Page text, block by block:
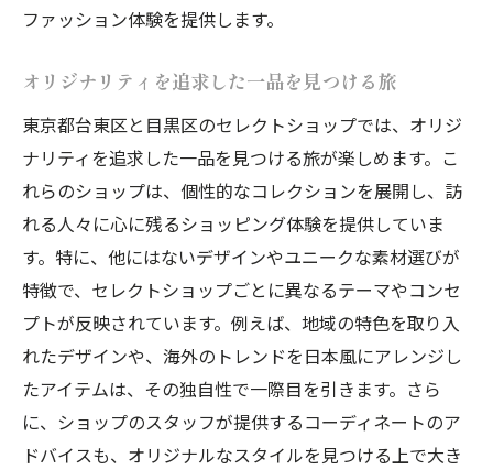
ファッション体験を提供します。
オリジナリティを追求した一品を見つける旅
東京都台東区と目黒区のセレクトショップでは、オリジ
ナリティを追求した一品を見つける旅が楽しめます。こ
れらのショップは、個性的なコレクションを展開し、訪
れる人々に心に残るショッピング体験を提供していま
す。特に、他にはないデザインやユニークな素材選びが
特徴で、セレクトショップごとに異なるテーマやコンセ
プトが反映されています。例えば、地域の特色を取り入
れたデザインや、海外のトレンドを日本風にアレンジし
たアイテムは、その独自性で一際目を引きます。さら
に、ショップのスタッフが提供するコーディネートのア
ドバイスも、オリジナルなスタイルを見つける上で大き